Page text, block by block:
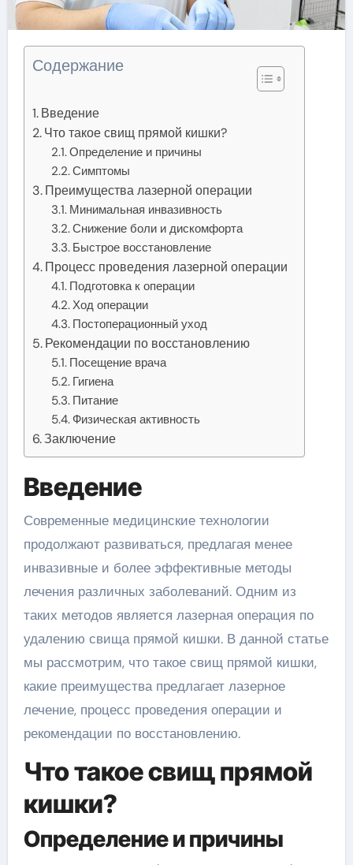
Содержание
Введение
Что такое свищ прямой кишки?
Определение и причины
Симптомы
Преимущества лазерной операции
Минимальная инвазивность
Снижение боли и дискомфорта
Быстрое восстановление
Процесс проведения лазерной операции
Подготовка к операции
Ход операции
Постоперационный уход
Рекомендации по восстановлению
Посещение врача
Гигиена
Питание
Физическая активность
Заключение
Введение
Современные медицинские технологии
продолжают развиваться, предлагая менее
инвазивные и более эффективные методы
лечения различных заболеваний. Одним из
таких методов является лазерная операция по
удалению свища прямой кишки. В данной статье
мы рассмотрим, что такое свищ прямой кишки,
какие преимущества предлагает лазерное
лечение, процесс проведения операции и
рекомендации по восстановлению.
Что такое свищ прямой
кишки?
Определение и причины